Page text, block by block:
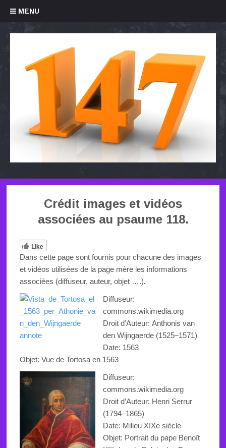
MENU
Skip to content
Crédit images et vidéos
associées au psaume 118.
Like
Dans cette page sont fournis pour chacune des images
et vidéos utilisées de la page mère les informations
associées (diffuseur, auteur, objet ….).
Diffuseur:
commons.wikimedia.org
Droit d’Auteur: Anthonis van
den Wijngaerde(1525–1571)
Date: 1563
Objet: Vue de Tortosa en 1563
Diffuseur:
commons.wikimedia.org
Droit d’Auteur: Henri Serrur
(1794–1865)
Date: Milieu XIXe siècle
Objet: Portrait du pape Benoît